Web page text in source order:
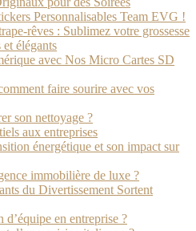
Personnalisables Team EVG !
rêves : Sublimez votre grossesse
élégants
avec Nos Micro Cartes SD
faire sourire avec vos
son nettoyage ?
aux entreprises
énergétique et son impact sur
immobilière de luxe ?
du Divertissement Sortent
en entreprise ?